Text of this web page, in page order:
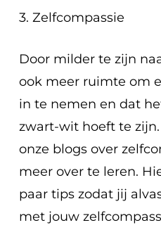
3. Zelfcompassie
Door milder te zijn
ook meer ruimte om
in te nemen en dat
zwart-wit hoeft te
onze blogs over
meer over te leren.
paar tips zodat jij
met jouw